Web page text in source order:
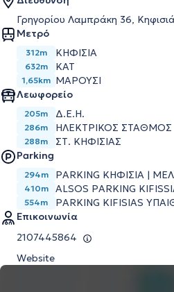
Γρηγορίου Λαμπράκη 36,
Μετρό
312m ΚΗΦΙΣΙΑ
632m ΚΑΤ
1,65km ΜΑΡΟΥΣΙ
Λεωφορείο
205m Δ.Ε.Η.
286m ΗΛΕΚΤΡΙΚΟΣ ΣΤΑΘΜΟΣ
288m
ΣΤ. ΚΗΦΙΣΙΑΣ
Parking
294m PARKING ΚΗΦΙΣΙΑ |
410m ALSOS PARKING
554m
PARKING KIFISIAS
Επικοινωνία
2107445864
Website